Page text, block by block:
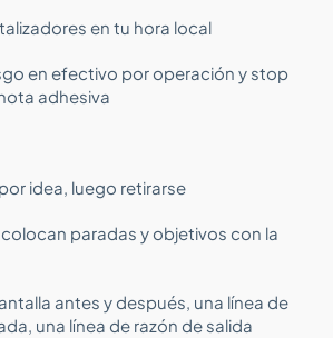
en tu hora local
en efectivo por operación y stop
adhesiva
idea, luego retirarse
paradas y objetivos con la
antes y después, una línea de
una línea de razón de salida